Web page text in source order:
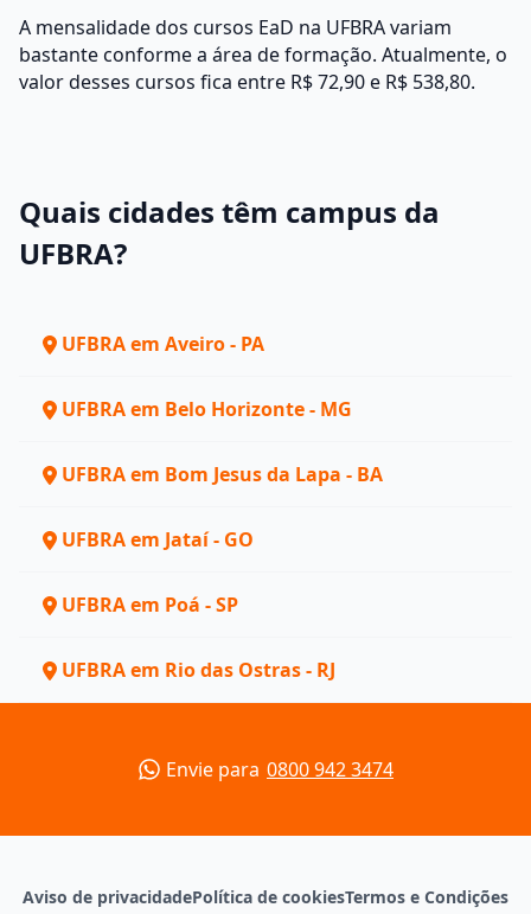
A mensalidade dos cursos EaD na UFBRA variam
bastante conforme a área de formação. Atualmente, o
valor desses cursos fica entre R$ 72,90 e R$ 538,80.
Quais cidades têm campus da
UFBRA?
UFBRA em Aveiro - PA
UFBRA em Belo Horizonte - MG
UFBRA em Bom Jesus da Lapa - BA
UFBRA em Jataí - GO
UFBRA em Poá - SP
UFBRA em Rio das Ostras - RJ
Envie para 0800 942 3474
Aviso de privacidadePolítica de cookiesTermos e Condições